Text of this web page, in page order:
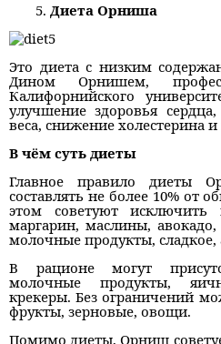
Диета Орниша
Это диета с низким
Дином Орнишем,
Калифорнийского
улучшение здоровья
веса, снижение холестерина
В чём суть диеты
Главное правило
составлять не более 10% от
этом советуют
маргарин, маслины,
молочные продукты, сладкое,
В рационе могут
молочные продукты,
крекеры. Без ограничений
фрукты, зерновые, овощи.
Помимо диеты, Орниш